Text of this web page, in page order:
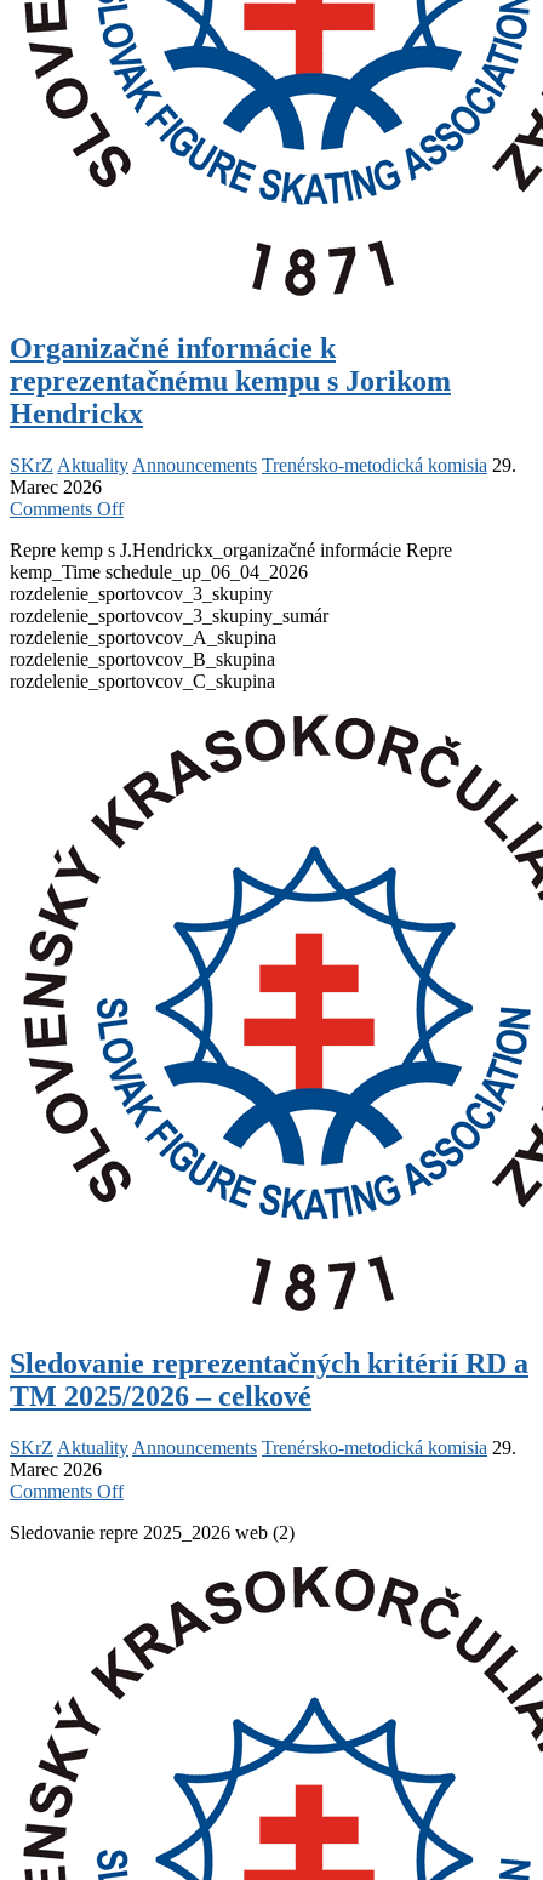
Organizačné informácie k
reprezentačnému kempu s Jorikom
Hendrickx
SKrZ Aktuality Announcements Trenérsko-metodická komisia 29.
Marec 2026
Comments Offon
informácie
k
reprezentačnému
kempu
s
Jorikom
Hendrickx
Repre kemp s J.Hendrickx_organizačné informácie Repre
kemp_Time schedule_up_06_04_2026
rozdelenie_sportovcov_3_skupiny
rozdelenie_sportovcov_3_skupiny_sumár
rozdelenie_sportovcov_A_skupina
rozdelenie_sportovcov_B_skupina
rozdelenie_sportovcov_C_skupina
Sledovanie reprezentačných kritérií RD a
TM 2025/2026 – celkové
SKrZ Aktuality Announcements Trenérsko-metodická komisia 29.
Marec 2026
Comments Offon
reprezentačných
TM
2025/2026
–
celkové
Sledovanie repre 2025_2026 web (2)